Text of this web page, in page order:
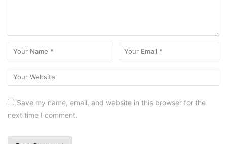
Save my name, email, and website in this browser for the
next time I comment.